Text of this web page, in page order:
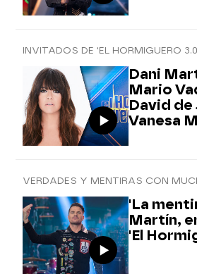
Dani
Mario
David
Vanesa
'La
Martín,
'El